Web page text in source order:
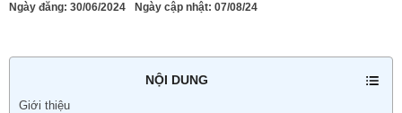
Ngày đăng: 30/06/2024 Ngày cập nhật: 07/08/24
NỘI DUNG
Giới thiệu